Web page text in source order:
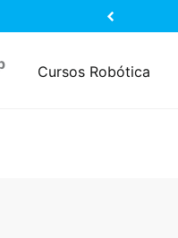
Cursos Robótica